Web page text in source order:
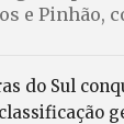
e Pinhão,
do Sul